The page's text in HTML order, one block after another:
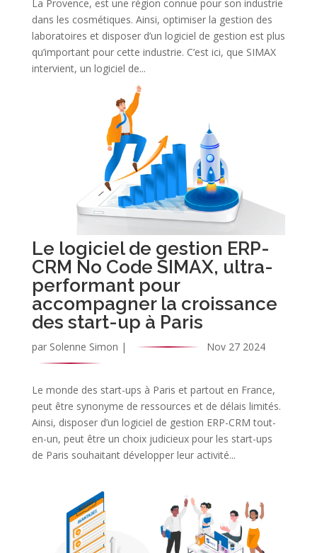
La Provence, est une région connue pour son industrie
dans les cosmétiques. Ainsi, optimiser la gestion des
laboratoires et disposer d’un logiciel de gestion est plus
qu’important pour cette industrie. C’est ici, que SIMAX
intervient, un logiciel de...
Le logiciel de gestion ERP-
CRM No Code SIMAX, ultra-
performant pour
accompagner la croissance
des start-up à Paris
par Solenne Simon | Nov 27 2024
Le monde des start-ups à Paris et partout en France,
peut être synonyme de ressources et de délais limités.
Ainsi, disposer d’un logiciel de gestion ERP-CRM tout-
en-un, peut être un choix judicieux pour les start-ups
de Paris souhaitant développer leur activité...